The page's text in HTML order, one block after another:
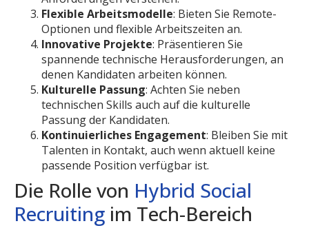
Flexible Arbeitsmodelle: Bieten Sie Remote-
Optionen und flexible Arbeitszeiten an.
Innovative Projekte: Präsentieren Sie
spannende technische Herausforderungen, an
denen Kandidaten arbeiten können.
Kulturelle Passung: Achten Sie neben
technischen Skills auch auf die kulturelle
Passung der Kandidaten.
Kontinuierliches Engagement: Bleiben Sie mit
Talenten in Kontakt, auch wenn aktuell keine
passende Position verfügbar ist.
Die Rolle von Hybrid Social
Recruiting im Tech-Bereich